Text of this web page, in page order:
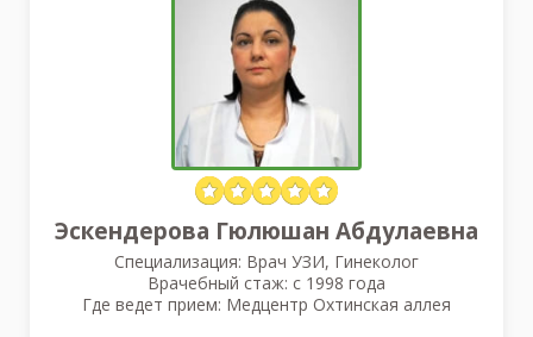
Эскендерова Гюлюшан Абдулаевна
Специализация: Врач УЗИ, Гинеколог
Врачебный стаж: с 1998 года
Где ведет прием: Медцентр Охтинская аллея